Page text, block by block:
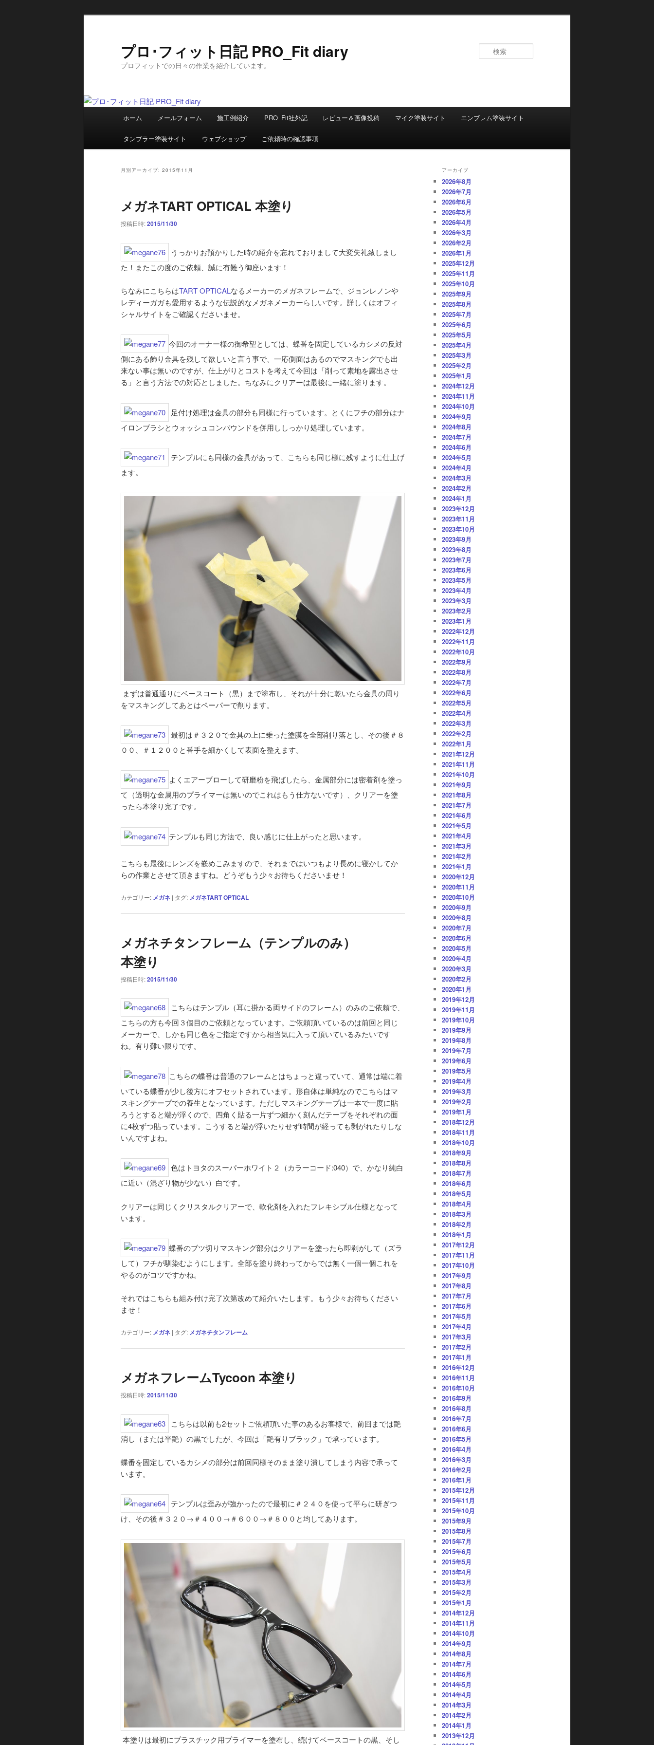
プロ･フィット日記 PRO_Fit diary
プロフィットでの日々の作業を紹介しています。
メ
ホーム メールフォーム 施工例紹介 PRO_Fit社外記 レビュー＆画像投稿 マイク塗装サイト エンブレム塗装サイト
タンブラー塗装サイト ウェブショップ ご依頼時の確認事項
月別アーカイブ: 2015年11月
メガネTART OPTICAL 本塗り
投稿日時:2015/11/30
うっかりお預かりした時の紹介を忘れておりまして大変失礼致しまし
た！またこの度のご依頼、誠に有難う御座います！
ちなみにこちらはTART OPTICALなるメーカーのメガネフレームで、ジョンレノンや
レディーガガも愛用するような伝説的なメガネメーカーらしいです。詳しくはオフィ
シャルサイトをご確認くださいませ。
今回のオーナー様の御希望としては、蝶番を固定しているカシメの反対
側にある飾り金具を残して欲しいと言う事で、一応側面はあるのでマスキングでも出
来ない事は無いのですが、仕上がりとコストを考えて今回は「削って素地を露出させ
る」と言う方法での対応としました。ちなみにクリアーは最後に一緒に塗ります。
足付け処理は金具の部分も同様に行っています。とくにフチの部分はナ
イロンブラシとウォッシュコンパウンドを併用ししっかり処理しています。
テンプルにも同様の金具があって、こちらも同じ様に残すように仕上げ
ます。
まずは普通通りにベースコート（黒）まで塗布し、それが十分に乾いたら金具の周り
をマスキングしてあとはペーパーで削ります。
最初は＃３２０で金具の上に乗った塗膜を全部削り落とし、その後＃８
００、＃１２００と番手を細かくして表面を整えます。
よくエアーブローして研磨粉を飛ばしたら、金属部分には密着剤を塗っ
て（透明な金属用のプライマーは無いのでこれはもう仕方ないです）、クリアーを塗
ったら本塗り完了です。
テンプルも同じ方法で、良い感じに仕上がったと思います。
こちらも最後にレンズを嵌めこみますので、それまではいつもより長めに寝かしてか
らの作業とさせて頂きますね。どうぞもう少々お待ちくださいませ！
カテゴリー: メガネ | タグ: メガネTART OPTICAL
メガネチタンフレーム（テンプルのみ）
本塗り
投稿日時:2015/11/30
こちらはテンプル（耳に掛かる両サイドのフレーム）のみのご依頼で、
こちらの方も今回３個目のご依頼となっています。ご依頼頂いているのは前回と同じ
メーカーで、しかも同じ色をご指定ですから相当気に入って頂いているみたいです
ね。有り難い限りです。
こちらの蝶番は普通のフレームとはちょっと違っていて、通常は端に着
いている蝶番が少し後方にオフセットされています。形自体は単純なのでこちらはマ
スキングテープでの養生となっています。ただしマスキングテープは一本で一度に貼
ろうとすると端が浮くので、四角く貼る一片ずつ細かく刻んだテープをそれぞれの面
に4枚ずつ貼っています。こうすると端が浮いたりせず時間が経っても剥がれたりしな
いんですよね。
色はトヨタのスーパーホワイト２（カラーコード:040）で、かなり純白
に近い（混ざり物が少ない）白です。
クリアーは同じくクリスタルクリアーで、軟化剤を入れたフレキシブル仕様となって
います。
蝶番のブツ切りマスキング部分はクリアーを塗ったら即剥がして（ズラ
して）フチが馴染むようにします。全部を塗り終わってからでは無く一個一個これを
やるのがコツですかね。
それではこちらも組み付け完了次第改めて紹介いたします。もう少々お待ちください
ませ！
カテゴリー: メガネ | タグ: メガネチタンフレーム
メガネフレームTycoon 本塗り
投稿日時:2015/11/30
こちらは以前も2セットご依頼頂いた事のあるお客様で、前回までは艶
消し（または半艶）の黒でしたが、今回は「艶有りブラック」で承っています。
蝶番を固定しているカシメの部分は前回同様そのまま塗り潰してしまう内容で承って
います。
テンプルは歪みが強かったので最初に＃２４０を使って平らに研ぎつ
け、その後＃３２０→＃４００→＃６００→＃８００と均してあります。
本塗りは最初にプラスチック用プライマーを塗布し、続けてベースコートの黒、そし
アーカイブ
2026年8月
2026年7月
2026年6月
2026年5月
2026年4月
2026年3月
2026年2月
2026年1月
2025年12月
2025年11月
2025年10月
2025年9月
2025年8月
2025年7月
2025年6月
2025年5月
2025年4月
2025年3月
2025年2月
2025年1月
2024年12月
2024年11月
2024年10月
2024年9月
2024年8月
2024年7月
2024年6月
2024年5月
2024年4月
2024年3月
2024年2月
2024年1月
2023年12月
2023年11月
2023年10月
2023年9月
2023年8月
2023年7月
2023年6月
2023年5月
2023年4月
2023年3月
2023年2月
2023年1月
2022年12月
2022年11月
2022年10月
2022年9月
2022年8月
2022年7月
2022年6月
2022年5月
2022年4月
2022年3月
2022年2月
2022年1月
2021年12月
2021年11月
2021年10月
2021年9月
2021年8月
2021年7月
2021年6月
2021年5月
2021年4月
2021年3月
2021年2月
2021年1月
2020年12月
2020年11月
2020年10月
2020年9月
2020年8月
2020年7月
2020年6月
2020年5月
2020年4月
2020年3月
2020年2月
2020年1月
2019年12月
2019年11月
2019年10月
2019年9月
2019年8月
2019年7月
2019年6月
2019年5月
2019年4月
2019年3月
2019年2月
2019年1月
2018年12月
2018年11月
2018年10月
2018年9月
2018年8月
2018年7月
2018年6月
2018年5月
2018年4月
2018年3月
2018年2月
2018年1月
2017年12月
2017年11月
2017年10月
2017年9月
2017年8月
2017年7月
2017年6月
2017年5月
2017年4月
2017年3月
2017年2月
2017年1月
2016年12月
2016年11月
2016年10月
2016年9月
2016年8月
2016年7月
2016年6月
2016年5月
2016年4月
2016年3月
2016年2月
2016年1月
2015年12月
2015年11月
2015年10月
2015年9月
2015年8月
2015年7月
2015年6月
2015年5月
2015年4月
2015年3月
2015年2月
2015年1月
2014年12月
2014年11月
2014年10月
2014年9月
2014年8月
2014年7月
2014年6月
2014年5月
2014年4月
2014年3月
2014年2月
2014年1月
2013年12月